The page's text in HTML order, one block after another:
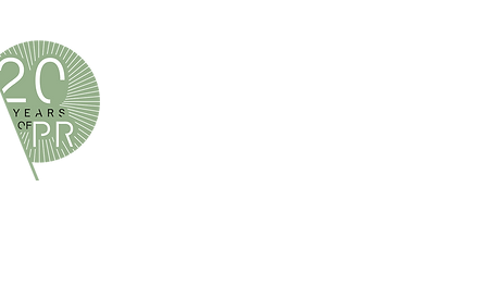
und persönliche Beratung in den Bereichen
Klassische PR im Print Bereich, Events sowie Social